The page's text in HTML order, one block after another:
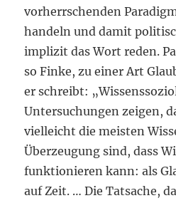
vorherrschenden
handeln und damit
implizit das Wort reden.
so Finke, zu einer Art
er schreibt:
Untersuchungen zeigen,
vielleicht die meisten
Überzeugung sind, dass
funktionieren kann: als
auf Zeit. … Die Tatsache,